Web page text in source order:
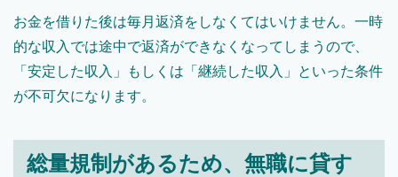
お金を借りた後は毎月返済をしなくてはいけません。一時
的な収入では途中で返済ができなくなってしまうので、
「安定した収入」もしくは「継続した収入」といった条件
が不可欠になります。
総量規制があるため、無職に貸す